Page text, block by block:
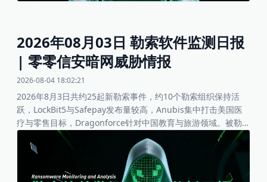
2026年08月03日 勒索软件监测日报
| 零零信安暗网威胁情报
2026-08-04 18:02:21
2026年8月3日共约25起新勒索事件，约10个勒索组织保持活
跃，LockBit5与Safepay发布量较高，Anubis集中打击美国医
疗与零售目标，Dragonforce针对中国教育与旅游领域。被勒索
行业主要分布于医疗、零售、制造、教育、旅游、物流及金融，
地理上美国占比突出，中国、欧洲（德国、意大利、西班牙、罗
马尼亚）、泰国、新加坡、以色列、日本、印度、巴西也有分
布。整体影响程度中高，医疗与大型零售事件可能引发患者隐私